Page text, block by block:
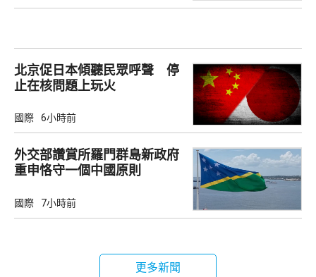
北京促日本傾聽民眾呼聲 停
止在核問題上玩火
國際 6小時前
外交部讚賞所羅門群島新政府
重申恪守一個中國原則
國際 7小時前
更多新聞